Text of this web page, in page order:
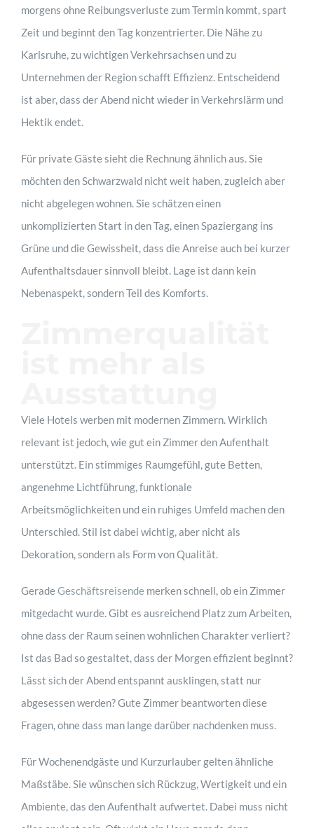
morgens ohne Reibungsverluste zum Termin kommt, spart
Zeit und beginnt den Tag konzentrierter. Die Nähe zu
Karlsruhe, zu wichtigen Verkehrsachsen und zu
Unternehmen der Region schafft Effizienz. Entscheidend
ist aber, dass der Abend nicht wieder in Verkehrslärm und
Hektik endet.
Für private Gäste sieht die Rechnung ähnlich aus. Sie
möchten den Schwarzwald nicht weit haben, zugleich aber
nicht abgelegen wohnen. Sie schätzen einen
unkomplizierten Start in den Tag, einen Spaziergang ins
Grüne und die Gewissheit, dass die Anreise auch bei kurzer
Aufenthaltsdauer sinnvoll bleibt. Lage ist dann kein
Nebenaspekt, sondern Teil des Komforts.
Viele Hotels werben mit modernen Zimmern. Wirklich
relevant ist jedoch, wie gut ein Zimmer den Aufenthalt
unterstützt. Ein stimmiges Raumgefühl, gute Betten,
angenehme Lichtführung, funktionale
Arbeitsmöglichkeiten und ein ruhiges Umfeld machen den
Unterschied. Stil ist dabei wichtig, aber nicht als
Dekoration, sondern als Form von Qualität.
GeradeGeschäftsreisendemerken schnell, ob ein Zimmer
mitgedacht wurde. Gibt es ausreichend Platz zum Arbeiten,
ohne dass der Raum seinen wohnlichen Charakter verliert?
Ist das Bad so gestaltet, dass der Morgen effizient beginnt?
Lässt sich der Abend entspannt ausklingen, statt nur
abgesessen werden? Gute Zimmer beantworten diese
Fragen, ohne dass man lange darüber nachdenken muss.
Für Wochenendgäste und Kurzurlauber gelten ähnliche
Maßstäbe. Sie wünschen sich Rückzug, Wertigkeit und ein
Ambiente, das den Aufenthalt aufwertet. Dabei muss nicht